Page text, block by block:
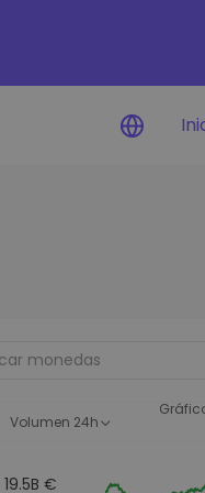
oportunidades de
inteligente para un
Volumen 24h
19.5B €